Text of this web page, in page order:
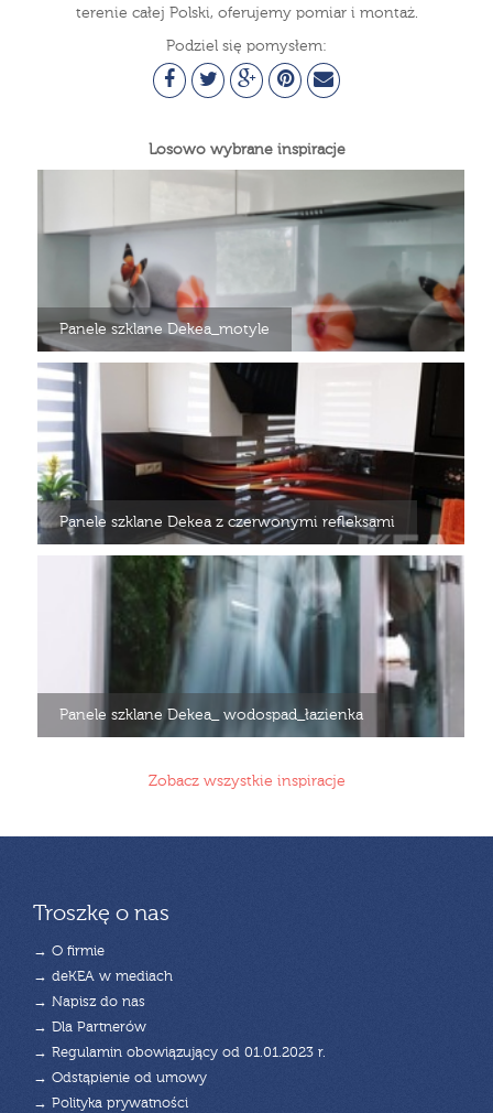
terenie całej Polski, oferujemy pomiar i montaż.
Podziel się pomysłem:
Losowo wybrane inspiracje
Panele szklane Dekea_motyle
Panele szklane Dekea z czerwonymi refleksami
Panele szklane Dekea_ wodospad_łazienka
Zobacz wszystkie inspiracje
Troszkę o nas
→ O firmie
→ deKEA w mediach
→ Napisz do nas
→ Dla Partnerów
→ Regulamin obowiązujący od 01.01.2023 r.
→ Odstąpienie od umowy
→ Polityka prywatności